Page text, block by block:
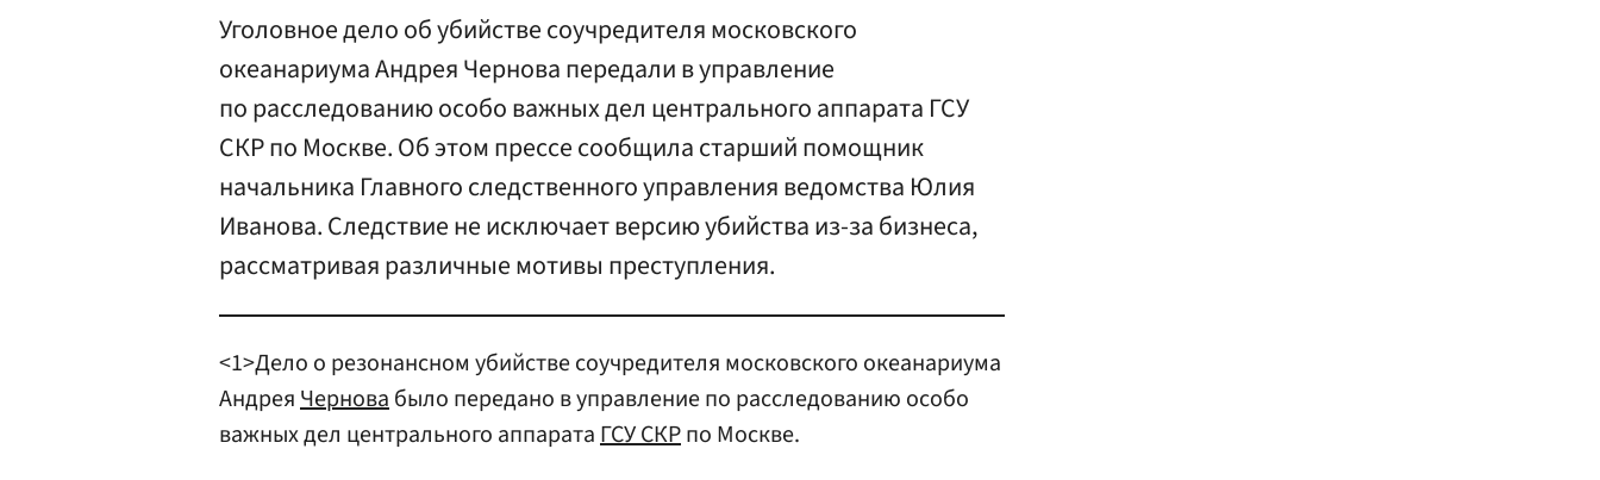
Уголовное дело об убийстве соучредителя московского
океанариума Андрея Чернова передали в управление
по расследованию особо важных дел центрального аппарата ГСУ
СКР по Москве. Об этом прессе сообщила старший помощник
начальника Главного следственного управления ведомства Юлия
Иванова. Следствие не исключает версию убийства из-за бизнеса,
рассматривая различные мотивы преступления.
<1>Дело о резонансном убийстве соучредителя московского океанариума
АндреяЧерновабыло передано в управление по расследованию особо
важных дел центрального аппаратаГСУ СКРпо Москве.